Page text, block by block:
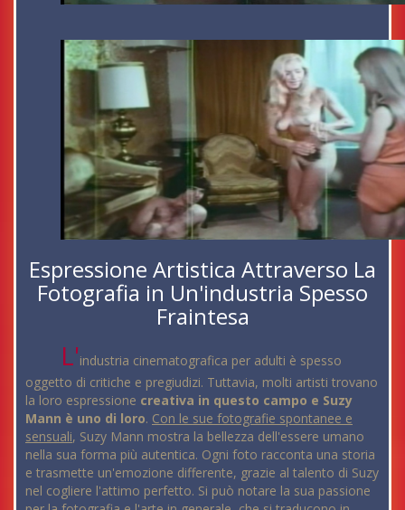
Espressione Artistica Attraverso La
Fotografia in Un'industria Spesso
Fraintesa
L'industria cinematografica per adulti è spesso
oggetto di critiche e pregiudizi. Tuttavia, molti artisti trovano
la loro espressione creativa in questo campo e Suzy
Mann è uno di loro. Con le sue fotografie spontanee e
sensuali, Suzy Mann mostra la bellezza dell'essere umano
nella sua forma più autentica. Ogni foto racconta una storia
e trasmette un'emozione differente, grazie al talento di Suzy
nel cogliere l'attimo perfetto. Si può notare la sua passione